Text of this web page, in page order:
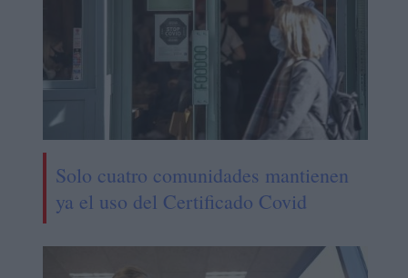
Solo cuatro comunidades mantienen
ya el uso del Certificado Covid